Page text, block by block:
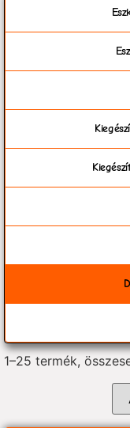
1–25 termék,